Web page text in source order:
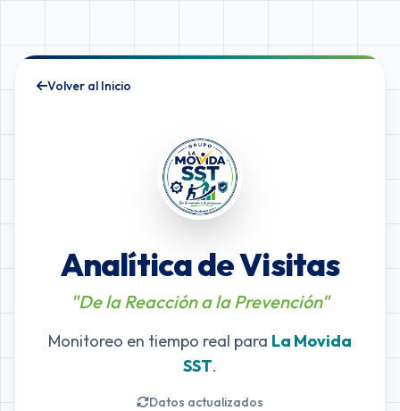
Volver al Inicio
Analítica de Visitas
"De la Reacción a la Prevención"
Monitoreo en tiempo real para La Movida
SST.
Datos actualizados